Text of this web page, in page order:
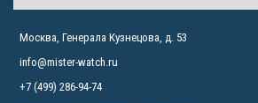
Москва, Генерала Кузнецова, д. 53
info@mister-watch.ru
+7 (499) 286-94-74